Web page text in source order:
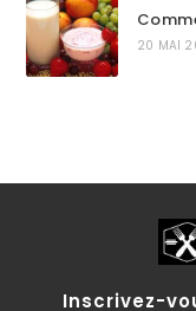
20 MAI
Inscrivez-